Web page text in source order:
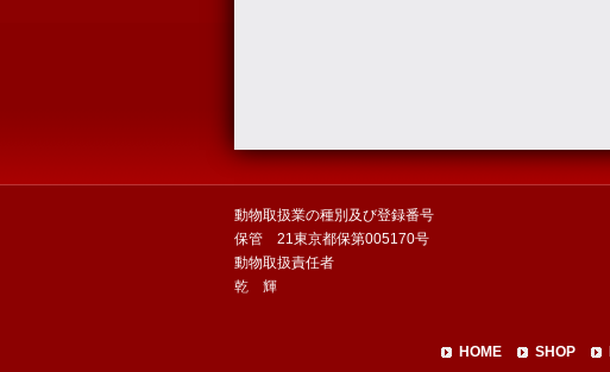
動物取扱業の種別及び登録番号
保管 21東京都保第005170号
動物取扱責任者
乾 輝
HOME SHOP